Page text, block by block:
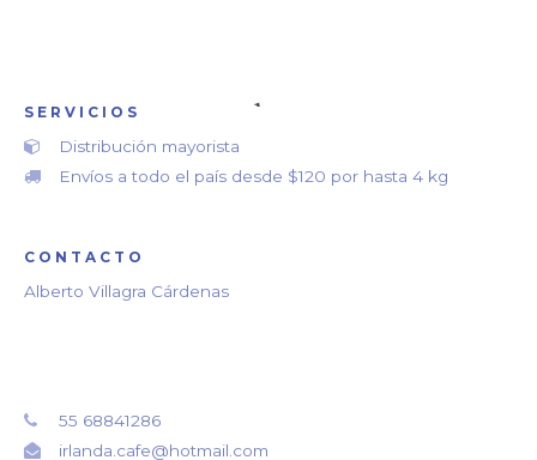
SERVICIOS
Distribución mayorista
Envíos a todo el país desde $120 por hasta 4 kg
CONTACTO
Alberto Villagra Cárdenas
55 68841286
irlanda.cafe@hotmail.com